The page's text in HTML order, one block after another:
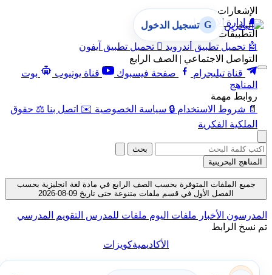
الإشعارات
🔔 إدارة الإشعارات
التطبيقات
🤖 تحميل تطبيق أندرويد  تحميل تطبيق آيفون
التواصل الاجتماعي | الصف الرابع
قناة تيليجرام
صفحة فيسبوك قناة يوتيوب
بوت
المناهج
روابط مهمة
📄 شروط الاستخدام 🔒 سياسة الخصوصية ✉️ اتصل بنا ⚖️ حقوق
الملكية الفكرية
G تسجيل الدخول
بحث
المناهج البحرينية
جميع الملفات المتوفرة بحسب الصف الرابع في مادة لغة انجليزية بحسب
الفصل الأول في قسم ملفات متنوعة حتى تاريخ 09-08-2026
المدرسون الأخبار ملفات اليوم ملفات للمدرس التقويم المدرسي
تم نسخ الرابط
الأكاديميةكويزات